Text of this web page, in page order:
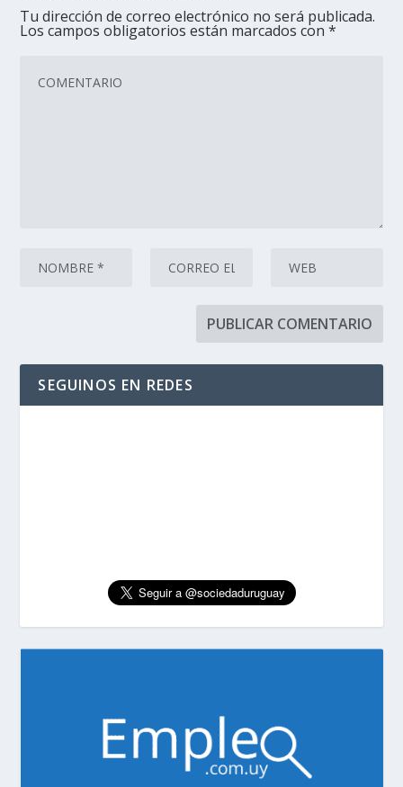
Tu dirección de correo electrónico no será publicada.
Los campos obligatorios están marcados con*
SEGUINOS EN REDES